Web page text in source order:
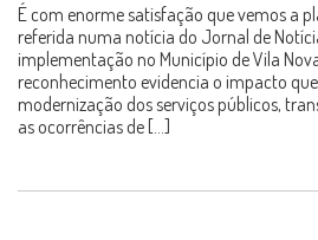
É com enorme satisfação que vemos a
referida numa notícia do Jornal de
implementação no Município de Vila
reconhecimento evidencia o impacto
modernização dos serviços públicos,
as ocorrências de […]